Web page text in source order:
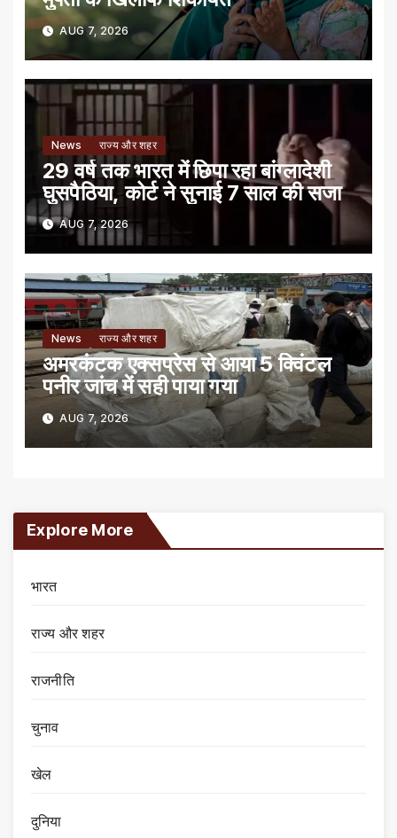
AUG 7, 2026
News राज्य और शहर
29 वर्ष तक भारत में छिपा रहा बांग्लादेशी
घुसपैठिया, कोर्ट ने सुनाई 7 साल की सजा
AUG 7, 2026
News राज्य और शहर
अमरकंटक एक्सप्रेस से आया 5 क्विंटल
पनीर जांच में सही पाया गया
AUG 7, 2026
Explore More
भारत
राज्य और शहर
राजनीति
चुनाव
खेल
दुनिया